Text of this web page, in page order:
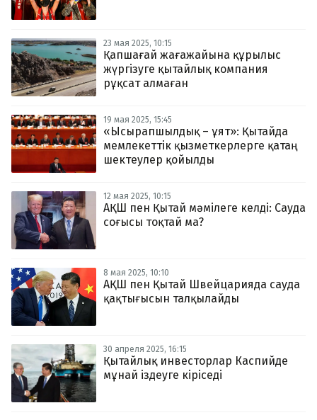
23 мая 2025, 10:15
Қапшағай жағажайына құрылыс
жүргізуге қытайлық компания
рұқсат алмаған
19 мая 2025, 15:45
«Ысырапшылдық – ұят»: Қытайда
мемлекеттік қызметкерлерге қатаң
шектеулер қойылды
12 мая 2025, 10:15
АҚШ пен Қытай мәмілеге келді: Сауда
соғысы тоқтай ма?
8 мая 2025, 10:10
АҚШ пен Қытай Швейцарияда сауда
қақтығысын талқылайды
30 апреля 2025, 16:15
Қытайлық инвесторлар Каспийде
мұнай іздеуге кіріседі